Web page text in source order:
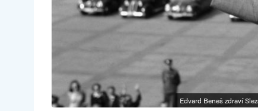
Edvard Beneš zdraví